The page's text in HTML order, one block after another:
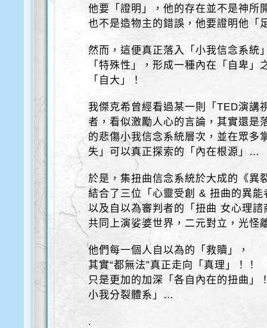
他要「證明」，他的存在並不是神所
也不是造物主的錯誤，他要證明他「
然而，這便真正落入「小我信念系統
「特殊性」，形成一種內在「自卑
「自大」！
我傑克希曾經看過某一則「TED演講
者，看似激勵人心的言論，其實還是
的悲傷小我信念系統層次，並在眾多
失」可以真正探索的「內在根源」…
於是，集扭曲信念系統於大成的《異
結合了三位「心靈受創 & 扭曲的異能
以及自以為審判者的「扭曲 女心理諮
共同上演娑婆世界，二元對立，光怪
他們每一個人自以為的「救贖」，
其實“都無法”真正走向「真理」！！
只是更加的加深「各自內在的扭曲」
小我分裂體系」…
.